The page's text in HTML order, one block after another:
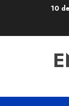
10